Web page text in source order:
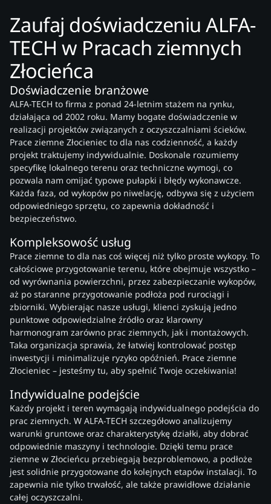
Zaufaj doświadczeniu ALFA-
TECH w Pracach ziemnych
Złocieńca
Doświadczenie branżowe
ALFA-TECH to firma z ponad 24-letnim stażem na rynku,
działająca od 2002 roku. Mamy bogate doświadczenie w
realizacji projektów związanych z oczyszczalniami ścieków.
Prace ziemne Złocieniec to dla nas codzienność, a każdy
projekt traktujemy indywidualnie. Doskonale rozumiemy
specyfikę lokalnego terenu oraz techniczne wymogi, co
pozwala nam omijać typowe pułapki i błędy wykonawcze.
Każda faza, od wykopów po niwelację, odbywa się z użyciem
odpowiedniego sprzętu, co zapewnia dokładność i
bezpieczeństwo.
Kompleksowość usług
Prace ziemne to dla nas coś więcej niż tylko proste wykopy. To
całościowe przygotowanie terenu, które obejmuje wszystko –
od wyrównania powierzchni, przez zabezpieczanie wykopów,
aż po staranne przygotowanie podłoża pod rurociągi i
zbiorniki. Wybierając nasze usługi, klienci zyskują jedno
punktowe odpowiedzialne źródło oraz klarowny
harmonogram zarówno prac ziemnych, jak i montażowych.
Taka organizacja sprawia, że łatwiej kontrolować postęp
inwestycji i minimalizuje ryzyko opóźnień. Prace ziemne
Złocieniec – jesteśmy tu, aby spełnić Twoje oczekiwania!
Indywidualne podejście
Każdy projekt i teren wymagają indywidualnego podejścia do
prac ziemnych. W ALFA-TECH szczegółowo analizujemy
warunki gruntowe oraz charakterystykę działki, aby dobrać
odpowiednie maszyny i technologie. Dzięki temu prace
ziemne w Złocieńcu przebiegają bezproblemowo, a podłoże
jest solidnie przygotowane do kolejnych etapów instalacji. To
zapewnia nie tylko trwałość, ale także prawidłowe działanie
całej oczyszczalni.